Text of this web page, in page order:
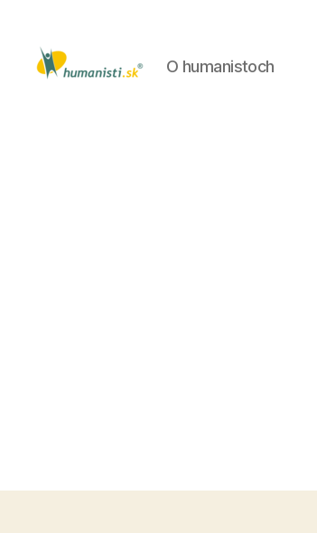
O humanistoch